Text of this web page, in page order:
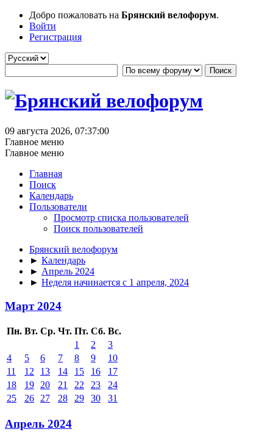
Добро пожаловать на Брянский велофорум.
Войти
Регистрация
09 августа 2026, 07:37:00
Главное меню
Главное меню
Главная
Поиск
Календарь
Пользователи
Просмотр списка пользователей
Поиск пользователей
Брянский велофорум
► Календарь
► Апрель 2024
► Неделя начинается с 1 апреля, 2024
Март 2024
Пн. Вт. Ср. Чт. Пт. Сб. Вс.
1
2
3
4
5 6 7 8 9
10
11
12 13 14 15 16
17
18
19 20 21 22 23
24
25
26 27 28 29 30 31
Апрель 2024